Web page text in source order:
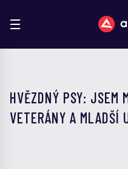
HVĚZDNÝ PSY: JSEM
VETERÁNY A MLADŠÍ